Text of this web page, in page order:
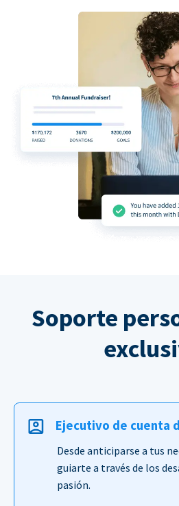
Soporte
Ejecutivo de cuenta
Desde anticiparse a tus
guiarte a través de los
pasión.